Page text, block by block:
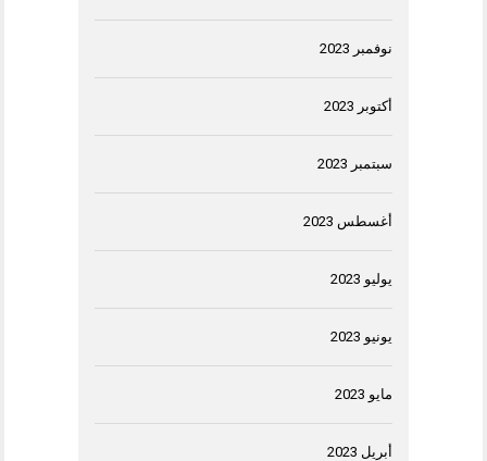
نوفمبر 2023
أكتوبر 2023
سبتمبر 2023
أغسطس 2023
يوليو 2023
يونيو 2023
مايو 2023
أبريل 2023